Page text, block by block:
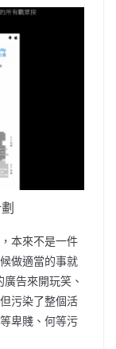
本來不是一件
做適當的事就
廣告來開玩笑、
污染了整個活
卑賤、何等污